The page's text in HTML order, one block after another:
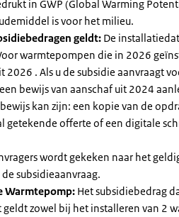
in GWP (Global Warming
is voor het milieu.
geldt: De
warmtepompen die in 2026
2026 . Als u de subsidie aanvraagt
bewijs van aanschaf uit 2024
kan zijn: een kopie van de
getekende offerte of een digitale
wordt gekeken naar het
subsidieaanvraag.
Warmtepomp: Het subsidiebedrag
zowel bij het installeren van 2